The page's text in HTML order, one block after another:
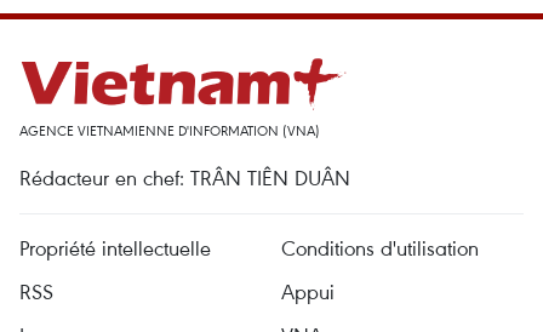
AGENCE VIETNAMIENNE D'INFORMATION (VNA)
Rédacteur en chef: TRÂN TIÊN DUÂN
Propriété intellectuelle
Conditions d'utilisation
RSS
Appui